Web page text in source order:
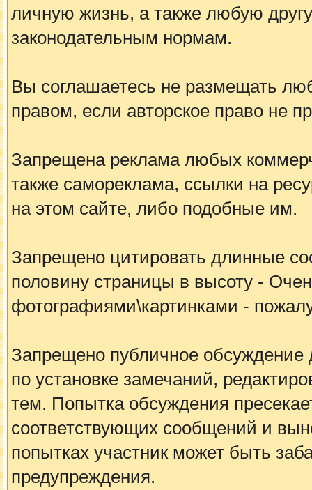
личную жизнь, а также любую
законодательным нормам.
Вы соглашаетесь не размещать
правом, если авторское право не
Запрещена реклама любых
также самореклама, ссылки на
на этом сайте, либо подобные им.
Запрещено цитировать длинные
половину страницы в высоту -
фотографиями\картинками -
Запрещено публичное обсуждение
по установке замечаний,
тем. Попытка обсуждения
соответствующих сообщений и
попытках участник может быть
предупреждения.